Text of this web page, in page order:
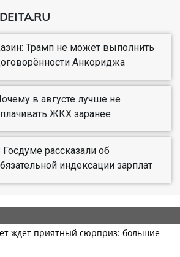
Трамп не может выполнить
Анкориджа
в августе лучше не
ЖКХ заранее
Госдуме рассказали об
индексации зарплат